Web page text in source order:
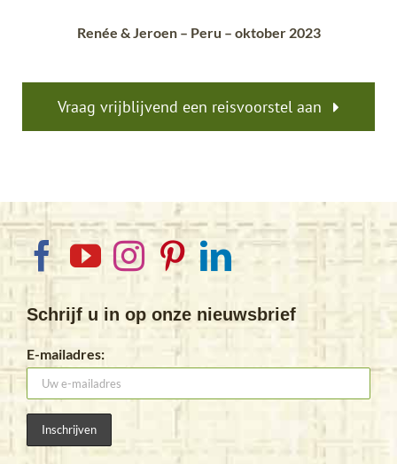
Renée & Jeroen – Peru – oktober 2023
Vraag vrijblijvend een reisvoorstel aan
Schrijf u in op onze nieuwsbrief
E-mailadres: